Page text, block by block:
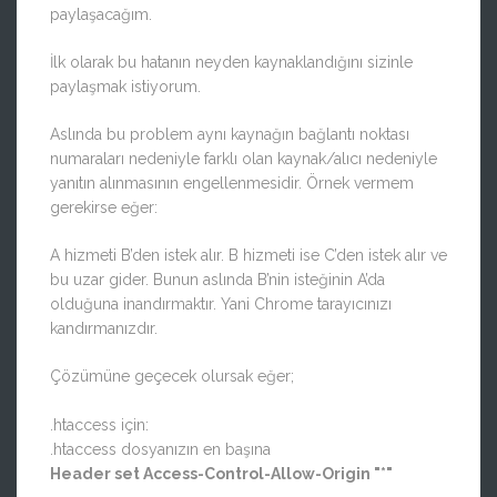
paylaşacağım.
İlk olarak bu hatanın neyden kaynaklandığını sizinle
paylaşmak istiyorum.
Aslında bu problem aynı kaynağın bağlantı noktası
numaraları nedeniyle farklı olan kaynak/alıcı nedeniyle
yanıtın alınmasının engellenmesidir. Örnek vermem
gerekirse eğer:
A hizmeti B’den istek alır. B hizmeti ise C’den istek alır ve
bu uzar gider. Bunun aslında B’nin isteğinin A’da
olduğuna inandırmaktır. Yani Chrome tarayıcınızı
kandırmanızdır.
Çözümüne geçecek olursak eğer;
.htaccess için:
.htaccess dosyanızın en başına
Header set Access-Control-Allow-Origin "*"